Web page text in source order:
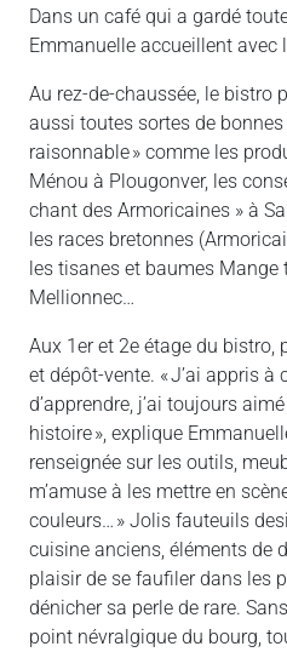
Dans un café qui a gardé
Emmanuelle accueillent avec
Au rez-de-chaussée, le bistro
aussi toutes sortes de
raisonnable » comme les
Ménou à Plougonver, les
chant des Armoricaines » à
les races bretonnes
les tisanes et baumes Mange
Mellionnec…
Aux 1er et 2e étage du bistro,
et dépôt-vente. « J’ai appris à
d’apprendre, j’ai toujours
histoire », explique
renseignée sur les outils,
m’amuse à les mettre en
couleurs… » Jolis fauteuils
cuisine anciens, éléments de
plaisir de se faufiler dans les
dénicher sa perle de rare.
point névralgique du bourg,